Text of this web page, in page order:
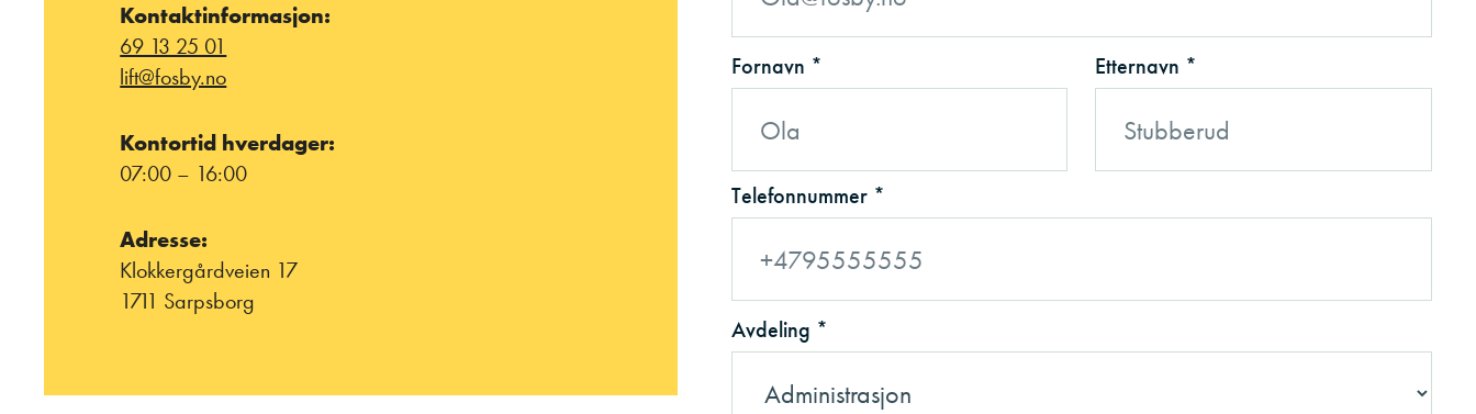
Kontaktinformasjon:
69 13 25 01
lift@fosby.no
Kontortid hverdager:
07:00 – 16:00
Adresse:
Klokkergårdveien 17
1711 Sarpsborg
Fornavn * Etternavn *
Telefonnummer *
Avdeling *